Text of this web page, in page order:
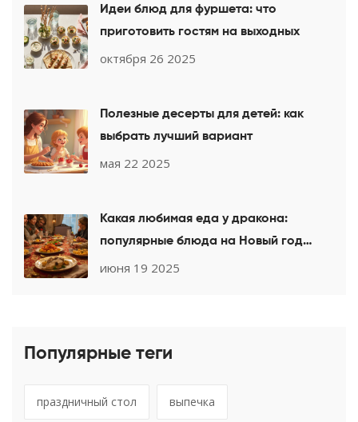
Идеи блюд для фуршета: что
приготовить гостям на выходных
октября 26 2025
Полезные десерты для детей: как
выбрать лучший вариант
мая 22 2025
Какая любимая еда у дракона:
популярные блюда на Новый год
2025
июня 19 2025
Популярные теги
праздничный стол выпечка